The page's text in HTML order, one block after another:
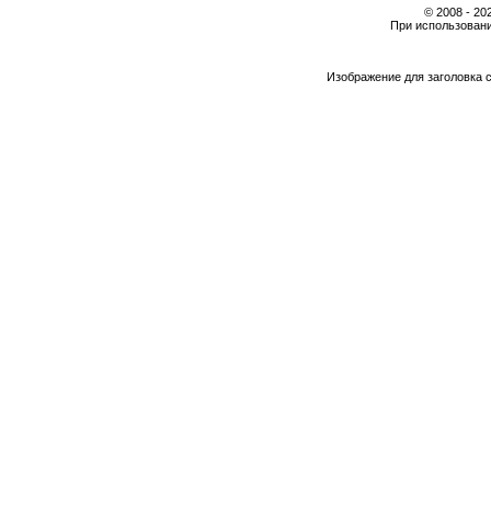
© 2008 -
При
Изображение для